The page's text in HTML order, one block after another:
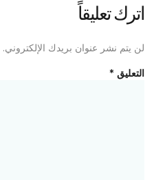
اترك تعليقاً
لن يتم نشر عنوان بريدك الإلكتروني.
التعليق *